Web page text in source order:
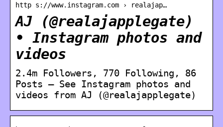
http s://www.instagram.com › realajap…
AJ (@realajapplegate)
• Instagram photos and
videos
2.4m Followers, 770 Following, 86
Posts – See Instagram photos and
videos from AJ (@realajapplegate)